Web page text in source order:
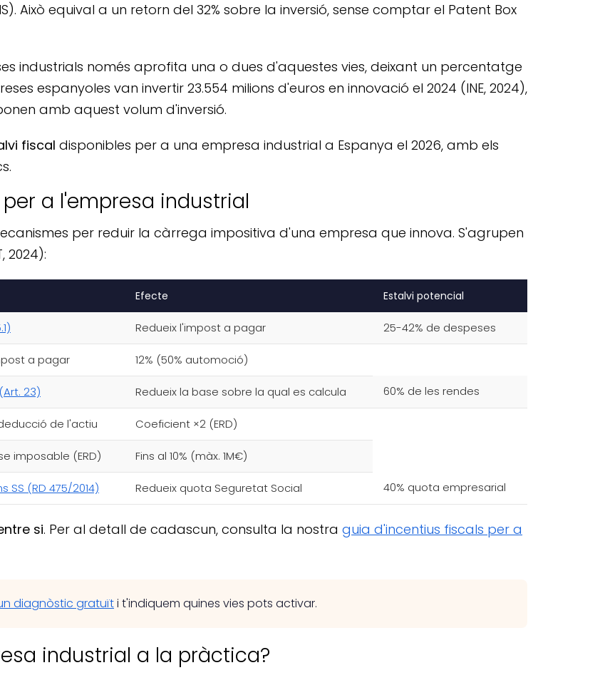
Això equival a un retorn del 32% sobre la inversió, sense comptar el Patent Box
industrials només aprofita una o dues d'aquestes vies, deixant un percentatge
espanyoles van invertir 23.554 milions d'euros en innovació el 2024 (INE, 2024),
amb aquest volum d'inversió.
fiscal disponibles per a una empresa industrial a Espanya el 2026, amb els
a l'empresa industrial
per reduir la càrrega impositiva d'una empresa que innova. S'agrupen
2024):
Efecte Estalvi potencial
Redueix l'impost a pagar 25-42% de despeses
a pagar 12% (50% automoció)
23) Redueix la base sobre la qual es calcula 60% de les rendes
de l'actiu Coeficient ×2 (ERD)
imposable (ERD) Fins al 10% (màx. 1M€)
SS (RD 475/2014) Redueix quota Seguretat Social 40% quota empresarial
si. Per al detall de cadascun, consulta la nostra guia d'incentius fiscals per a
diagnòstic gratuïti t'indiquem quines vies pots activar.
industrial a la pràctica?